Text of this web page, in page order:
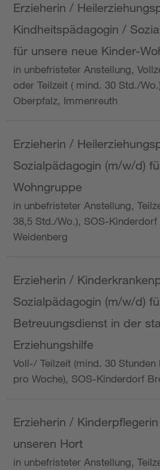
Erzieherin /
Kindheitspädagogin /
für unsere neue Kinder-
in unbefristeter Anstellung,
oder Teilzeit ( mind. 30 Std./
Oberpfalz, Immenreuth
Erzieherin /
Sozialpädagogin (m/w/d)
Wohngruppe
in unbefristeter Anstellung,
38,5 Std./Wo.), SOS-Kinderdorf
Weidenberg
Erzieherin /
Sozialpädagogin (m/w/d)
Betreuungsdienst in der
Erziehungshilfe
Voll-/ Teilzeit (mind. 30
pro Woche), SOS-Kinderdorf
Erzieherin /
unseren Hort
in unbefristeter Anstellung,